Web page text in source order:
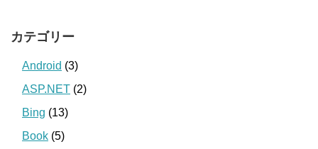
カテゴリー
Android (3)
ASP.NET (2)
Bing (13)
Book (5)